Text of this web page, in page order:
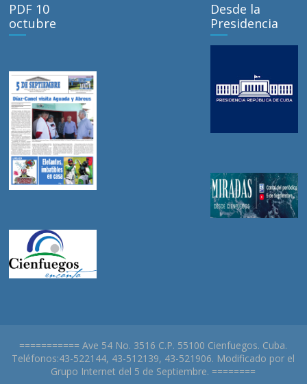
PDF 10
octubre
Desde la
Presidencia
=========== Ave 54 No. 3516 C.P. 55100 Cienfuegos. Cuba.
Teléfonos:43-522144, 43-512139, 43-521906. Modificado por el
Grupo Internet del 5 de Septiembre. ========